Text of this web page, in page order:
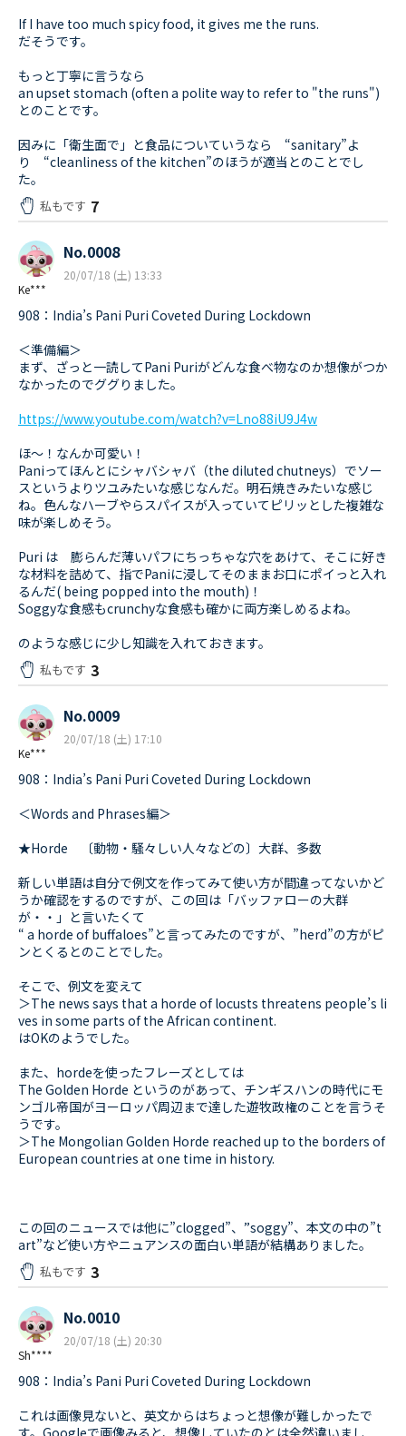
If I have too much spicy food, it gives me the runs.
だそうです。
もっと丁寧に言うなら
an upset stomach (often a polite way to refer to "the runs")
とのことです。
因みに「衛生面で」と食品についていうなら “sanitary”よ
り “cleanliness of the kitchen”のほうが適当とのことでし
た。
私もです 7
Ke***
No.0008
20/07/18 (土) 13:33
908：India’s Pani Puri Coveted During Lockdown
＜準備編＞
まず、ざっと一読してPani Puriがどんな食べ物なのか想像がつか
なかったのでググりました。
https://www.youtube.com/watch?v=Lno88iU9J4w
ほ～！なんか可愛い！
Paniってほんとにシャバシャバ（the diluted chutneys）でソー
スというよりツユみたいな感じなんだ。明石焼きみたいな感じ
ね。色んなハーブやらスパイスが入っていてピリッとした複雑な
味が楽しめそう。
Puri は 膨らんだ薄いパフにちっちゃな穴をあけて、そこに好き
な材料を詰めて、指でPaniに浸してそのままお口にポイっと入れ
るんだ( being popped into the mouth)！
Soggyな食感もcrunchyな食感も確かに両方楽しめるよね。
のような感じに少し知識を入れておきます。
私もです 3
Ke***
No.0009
20/07/18 (土) 17:10
908：India’s Pani Puri Coveted During Lockdown
＜Words and Phrases編＞
★Horde 〔動物・騒々しい人々などの〕大群、多数
新しい単語は自分で例文を作ってみて使い方が間違ってないかど
うか確認をするのですが、この回は「バッファローの大群
が・・」と言いたくて
“ a horde of buffaloes”と言ってみたのですが、”herd”の方がピ
ンとくるとのことでした。
そこで、例文を変えて
＞The news says that a horde of locusts threatens people’s li
ves in some parts of the African continent.
はOKのようでした。
また、hordeを使ったフレーズとしては
The Golden Horde というのがあって、チンギスハンの時代にモ
ンゴル帝国がヨーロッパ周辺まで達した遊牧政権のことを言うそ
うです。
＞The Mongolian Golden Horde reached up to the borders of
European countries at one time in history.
この回のニュースでは他に”clogged”、”soggy”、本文の中の”t
art”など使い方やニュアンスの面白い単語が結構ありました。
私もです 3
Sh****
No.0010
20/07/18 (土) 20:30
908：India’s Pani Puri Coveted During Lockdown
これは画像見ないと、英文からはちょっと想像が難しかったで